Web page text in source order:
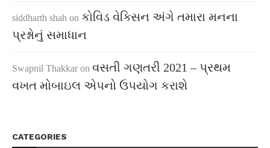
siddharth shah on કોવિડ વેક્સિન અંગે તમારા મનના
પ્રશ્નોનું સમાધાન
Swapnil Thakkar on વસતી ગણતરી 2021 – પ્રથમ
વખત મોબાઇલ એપનો ઉપયોગ કરાશે
CATEGORIES